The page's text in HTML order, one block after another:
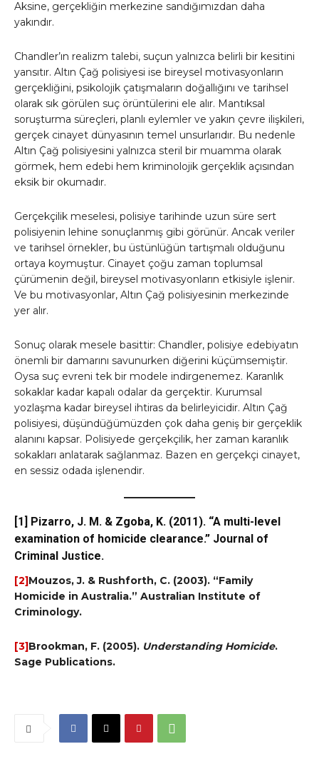
Aksine, gerçekliğin merkezine sandığımızdan daha
yakındır.
Chandler’ın realizm talebi, suçun yalnızca belirli bir kesitini
yansıtır. Altın Çağ polisiyesi ise bireysel motivasyonların
gerçekliğini, psikolojik çatışmaların doğallığını ve tarihsel
olarak sık görülen suç örüntülerini ele alır. Mantıksal
soruşturma süreçleri, planlı eylemler ve yakın çevre ilişkileri,
gerçek cinayet dünyasının temel unsurlarıdır. Bu nedenle
Altın Çağ polisiyesini yalnızca steril bir muamma olarak
görmek, hem edebi hem kriminolojik gerçeklik açısından
eksik bir okumadır.
Gerçekçilik meselesi, polisiye tarihinde uzun süre sert
polisiyenin lehine sonuçlanmış gibi görünür. Ancak veriler
ve tarihsel örnekler, bu üstünlüğün tartışmalı olduğunu
ortaya koymuştur. Cinayet çoğu zaman toplumsal
çürümenin değil, bireysel motivasyonların etkisiyle işlenir.
Ve bu motivasyonlar, Altın Çağ polisiyesinin merkezinde
yer alır.
Sonuç olarak mesele basittir: Chandler, polisiye edebiyatın
önemli bir damarını savunurken diğerini küçümsemiştir.
Oysa suç evreni tek bir modele indirgenemez. Karanlık
sokaklar kadar kapalı odalar da gerçektir. Kurumsal
yozlaşma kadar bireysel ihtiras da belirleyicidir. Altın Çağ
polisiyesi, düşündüğümüzden çok daha geniş bir gerçeklik
alanını kapsar. Polisiyede gerçekçilik, her zaman karanlık
sokakları anlatarak sağlanmaz. Bazen en gerçekçi cinayet,
en sessiz odada işlenendir.
[1]
Pizarro, J. M. & Zgoba, K. (2011). “A multi-level
examination of homicide clearance.” Journal of
Criminal Justice.
[2]Mouzos, J. & Rushforth, C. (2003). “Family
Homicide in Australia.” Australian Institute of
Criminology.
[3]Brookman, F. (2005). Understanding Homicide.
Sage Publications.